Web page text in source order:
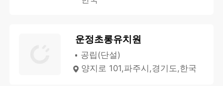
운정초롱유치원
공립(단설)
양지로 101,파주시,경기도,한국